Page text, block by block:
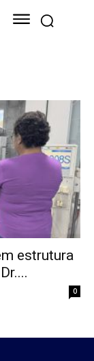
estrutura
0